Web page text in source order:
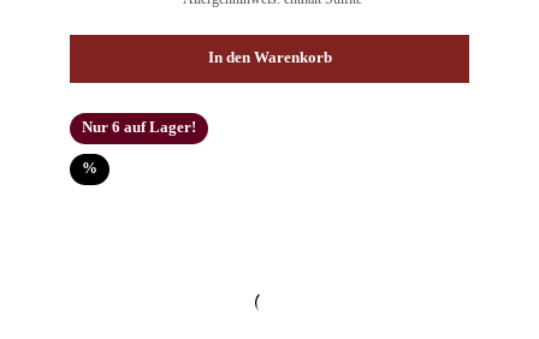
In den Warenkorb
Nur 6 auf Lager!
%Rabatt